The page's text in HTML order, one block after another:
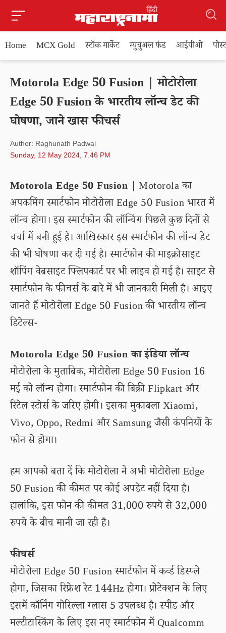
Home MCX Gold स्टॉक मार्केट म्युचुअल फंड आईपीओ
Motorola Edge 50 Fusion | मोटोरोला
Edge 50 Fusion के भारतीय लॉन्च डेट की
घोषणा, जाने खास फीचर्स
Author: Raghunath Padwal
Sunday, 12 May 2024, 7.46 PM
Motorola Edge 50 Fusion | Motorola का
अपकमिंग स्मार्टफोन मोटोरोला Edge 50 Fusion भारत में
लॉन्च होगा। इस स्मार्टफोन की लॉन्चिंग पिछले कुछ दिनों से
चर्चा में बनी हुई है। आखिरकार इस स्मार्टफोन की लॉन्च डेट
की भी घोषणा कर दी गई है। स्मार्टफोन की माइक्रोसाइट
शॉपिंग वेबसाइट फ्लिपकार्ट पर भी लाइव हो गई है। साइट से
स्मार्टफोन के फीचर्स के बारे में भी जानकारी मिली है। आइए
जानते हैं मोटोरोला Edge 50 Fusion की भारतीय लॉन्च
डिटेल्स-
Motorola Edge 50 Fusion का इंडिया लॉन्च
मोटोरोला के मुताबिक, मोटोरोला Edge 50 Fusion 16
मई को लॉन्च होगा। स्मार्टफोन की बिक्री Flipkart और
रिटेल स्टोर्स के जरिए होगी। इसका मुकाबला Xiaomi,
Vivo, Oppo, Redmi और Samsung जैसी कंपनियों के
फोन से होगा।
हम आपको बता दें कि मोटोरोला ने अभी मोटोरोला Edge
50 Fusion की कीमत पर कोई अपडेट नहीं दिया है।
हालांकि, इस फोन की कीमत 31,000 रुपये से 32,000
रुपये के बीच मानी जा रही है।
फीचर्स
मोटोरोला Edge 50 Fusion स्मार्टफोन में कर्व्ड डिस्प्ले
होगा, जिसका रिफ्रेश रेट 144Hz होगा। प्रोटेक्शन के लिए
इसमें कॉर्निंग गोरिल्ला ग्लास 5 उपलब्ध है। स्पीड और
मल्टीटास्किंग के लिए इस नए स्मार्टफोन में Qualcomm